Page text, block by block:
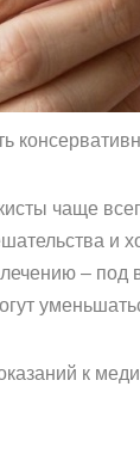
чаще
и
– под
к